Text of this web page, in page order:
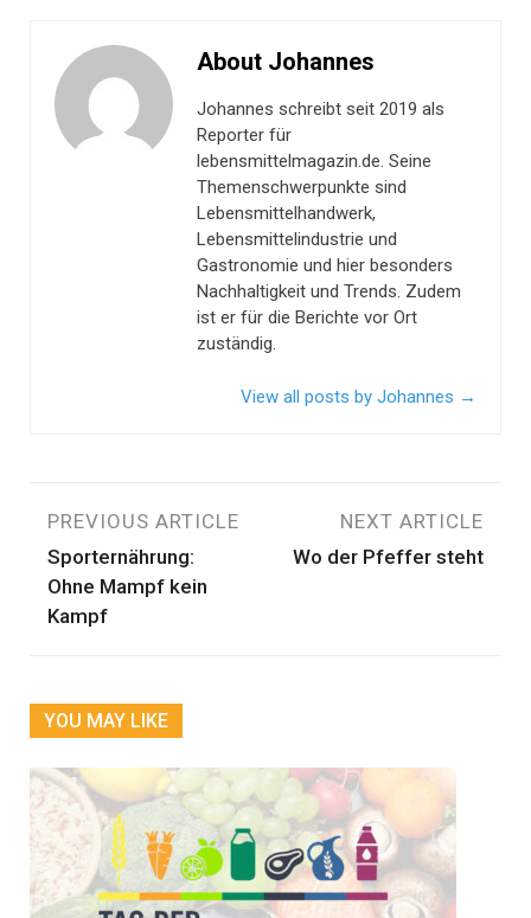
About Johannes
Johannes schreibt seit 2019 als
Reporter für
lebensmittelmagazin.de. Seine
Themenschwerpunkte sind
Lebensmittelhandwerk,
Lebensmittelindustrie und
Gastronomie und hier besonders
Nachhaltigkeit und Trends. Zudem
ist er für die Berichte vor Ort
zuständig.
View all posts by Johannes →
Beitragsnavigation
PREVIOUS ARTICLE
Sporternährung:
Ohne Mampf kein
Kampf
NEXT ARTICLE
Wo der Pfeffer steht
YOU MAY LIKE